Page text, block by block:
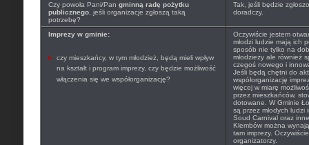
Czy powoła Pani/Pan gminną radę pożytku
publicznego, jeśli organizacje zgłoszą taką
potrzebę?
Tak, jeśli będzie
doradczy.
Imprezy w gminie:
czy mieszkańcy, w tym młodzież, będą mieli wpływ
na kształt i program imprezy, czy będzie możliwość
włączenia się we współorganizację?
Oczywiście jestem
młodzi ludzie mają ich
sposób nie tylko na
młodzieży ale również
czegoś nowego i
Jeśli będą chętni do
współorganizację
więcej w miarę
przez mieszkańców,
dotowane. W Gminie
są przez młodych ludzi
Soud Carnival oraz
Klembów można
tam imprezy.
organizatorzy.